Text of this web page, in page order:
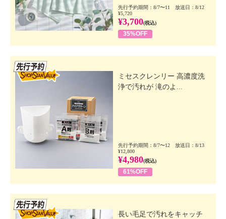
先行予約期間：8/7〜11 放送日：8/12
¥5,720
¥3,700(税込)
35%OFF
ミセスクレンリー 高濃度洗
浄で汚れが 滝のよ...
先行予約期間：8/7〜12 放送日：8/13
¥12,800
¥4,980(税込)
61%OFF
長い毛足で汚れをキャッチ